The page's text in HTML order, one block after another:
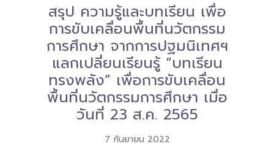
สรุป ความรู้และบทเรียน เพื่อ
การขับเคลื่อนพื้นที่นวัตกรรม
การศึกษา จากการปฐมนิเทศฯ
แลกเปลี่ยนเรียนรู้ “บทเรียน
ทรงพลัง” เพื่อการขับเคลื่อน
พื้นที่นวัตกรรมการศึกษา เมื่อ
วันที่ 23 ส.ค. 2565
7 กันยายน 2022